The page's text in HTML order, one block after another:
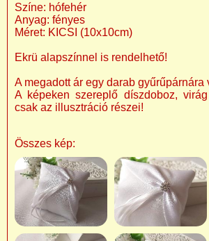
Színe: hófehér
Anyag: fényes
Méret: KICSI (10x10cm)
Ekrü alapszínnel is rendelhető!
A megadott ár egy darab gyűrűpárnára
A képeken szereplő díszdoboz,
csak az illusztráció részei!
Összes kép: